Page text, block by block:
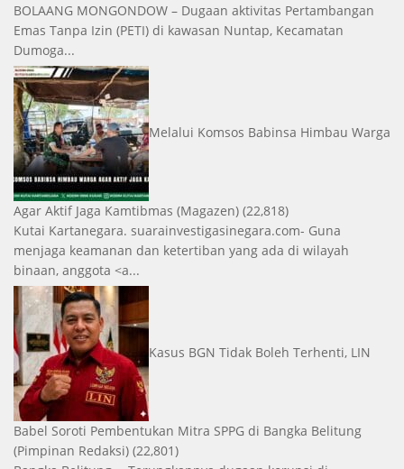
BOLAANG MONGONDOW – Dugaan aktivitas Pertambangan
Emas Tanpa Izin (PETI) di kawasan Nuntap, Kecamatan
Dumoga...
Melalui Komsos Babinsa Himbau Warga
Agar Aktif Jaga Kamtibmas (Magazen) (22,818)
Kutai Kartanegara. suarainvestigasinegara.com- Guna
menjaga keamanan dan ketertiban yang ada di wilayah
binaan, anggota <a...
Kasus BGN Tidak Boleh Terhenti, LIN
Babel Soroti Pembentukan Mitra SPPG di Bangka Belitung
(Pimpinan Redaksi) (22,801)